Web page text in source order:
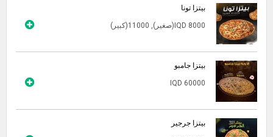
بيتزا تونا
IQD 8000(صغير), 11000(كبير)
بيتزا جامبو
IQD 60000
بيتزا جرجير